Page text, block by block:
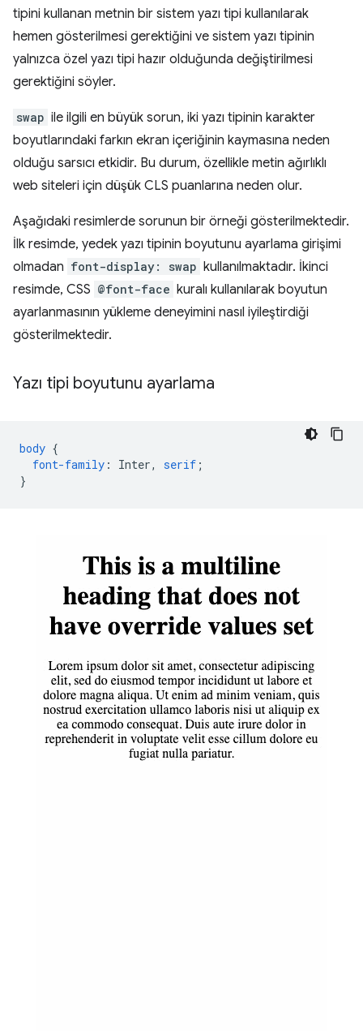
tipini kullanan metnin bir sistem yazı tipi kullanılarak
hemen gösterilmesi gerektiğini ve sistem yazı tipinin
yalnızca özel yazı tipi hazır olduğunda değiştirilmesi
gerektiğini söyler.
swap ile ilgili en büyük sorun, iki yazı tipinin karakter
boyutlarındaki farkın ekran içeriğinin kaymasına neden
olduğu sarsıcı etkidir. Bu durum, özellikle metin ağırlıklı
web siteleri için düşük CLS puanlarına neden olur.
Aşağıdaki resimlerde sorunun bir örneği gösterilmektedir.
İlk resimde, yedek yazı tipinin boyutunu ayarlama girişimi
olmadan font-display: swap kullanılmaktadır. İkinci
resimde, CSS @font-face kuralı kullanılarak boyutun
ayarlanmasının yükleme deneyimini nasıl iyileştirdiği
gösterilmektedir.
Yazı tipi boyutunu ayarlama
body {
font-family : Inter, serif ;
}